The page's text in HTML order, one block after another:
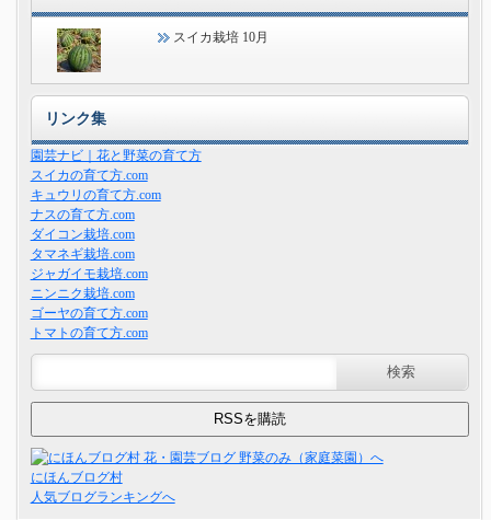
スイカ栽培 10月
リンク集
園芸ナビ｜花と野菜の育て方
スイカの育て方.com
キュウリの育て方.com
ナスの育て方.com
ダイコン栽培.com
タマネギ栽培.com
ジャガイモ栽培.com
ニンニク栽培.com
ゴーヤの育て方.com
トマトの育て方.com
にほんブログ村
人気ブログランキングへ